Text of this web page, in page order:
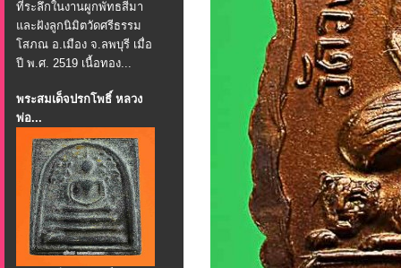
ที่ระลึกในงานผูกพัทธสีมา
และฝังลูกนิมิตวัดศรีธรรม
โสภณ อ.เมือง จ.ลพบุรี เมื่อ
ปี พ.ศ. 2519 เนื้อทอง...
พระสมเด็จปรกโพธิ์ หลวง
พ่อ...